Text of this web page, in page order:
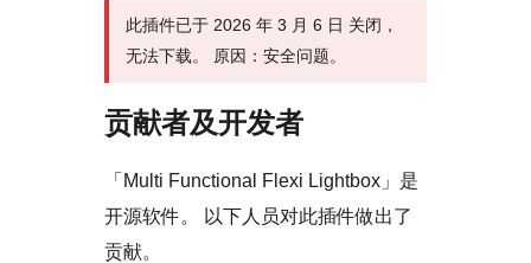
此插件已于 2026 年 3 月 6 日 关闭，
无法下载。 原因：安全问题。
贡献者及开发者
「Multi Functional Flexi Lightbox」是
开源软件。 以下人员对此插件做出了
贡献。